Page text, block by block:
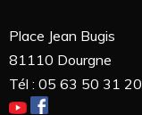
Place Jean Bugis
81110 Dourgne
Tél : 05 63 50 31 20